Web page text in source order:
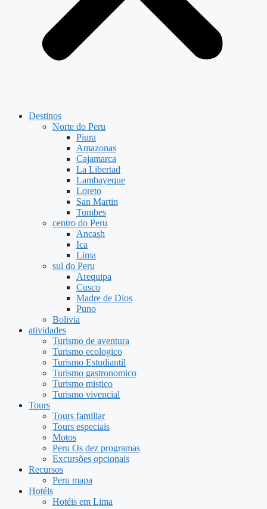
Destinos
Norte do Peru
Piura
Amazonas
Cajamarca
La Libertad
Lambayeque
Loreto
San Martin
Tumbes
centro do Peru
Ancash
Ica
Lima
sul do Peru
Arequipa
Cusco
Madre de Dios
Puno
Bolivia
atividades
Turismo de aventura
Turismo ecologico
Turismo Estudiantil
Turismo gastronomico
Turismo mistico
Turismo vivencial
Tours
Tours familiar
Tours especiais
Motos
Peru Os dez programas
Excursões opcionais
Recursos
Peru mapa
Hotéis
Hotéis em Lima